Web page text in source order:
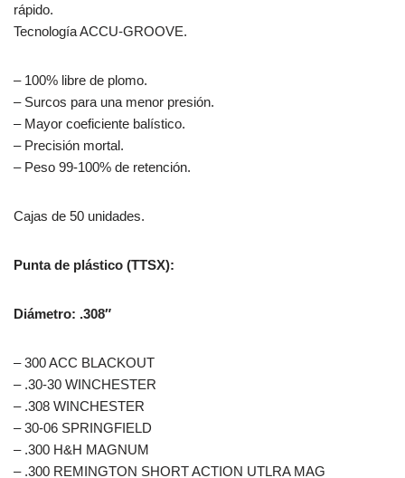
rápido.
Tecnología ACCU-GROOVE.
– 100% libre de plomo.
– Surcos para una menor presión.
– Mayor coeficiente balístico.
– Precisión mortal.
– Peso 99-100% de retención.
Cajas de 50 unidades.
Punta de plástico (TTSX):
Diámetro: .308″
– 300 ACC BLACKOUT
– .30-30 WINCHESTER
– .308 WINCHESTER
– 30-06 SPRINGFIELD
– .300 H&H MAGNUM
– .300 REMINGTON SHORT ACTION UTLRA MAG